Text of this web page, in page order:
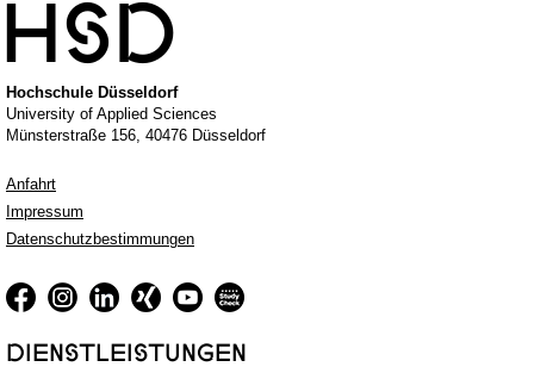

Hochschule Düsseldorf
University of Applied Sciences
Münsterstraße 156, 40476 Düsseldorf
Anfahrt
Impressum
Datenschutzbestimmungen
DIENSTLEISTUNGEN